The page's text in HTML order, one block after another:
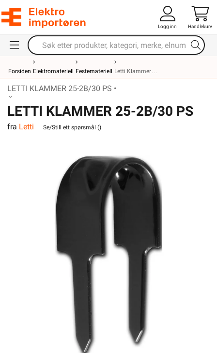
Logg inn Handlekurv
Forsiden Elektromateriell Festemateriell Letti Klammer
LETTI KLAMMER 25-2B/30 PS •
LETTI KLAMMER 25-2B/30 PS
fra Letti Se/Still ett spørsmål ()